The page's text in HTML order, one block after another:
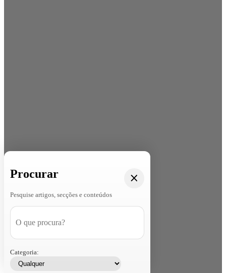
Procurar
Pesquise artigos, secções e conteúdos
Categoria: